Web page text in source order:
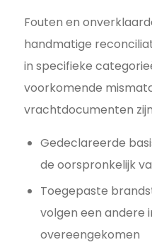
Fouten en
handmatige
in specifieke
voorkomende
vrachtdocumenten
Gedeclareerde
de oorspronkelijk
Toegepaste
volgen een andere
overeengekomen